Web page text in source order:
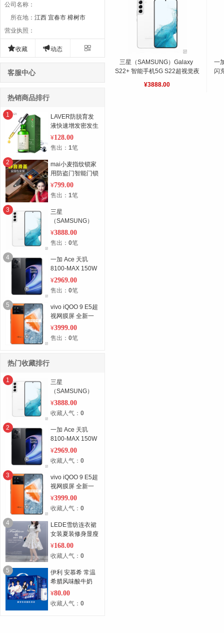
三星（SAMSUNG）Galaxy
S22+ 智能手机5G S22超视觉夜
¥3888.00
一
闪
公司名称 ：
所在地 ： 江西 宜春市 樟树市
营业执照 ：
收藏 动态 
客服中心
热销商品排行
1
LAVER防脱育发
液快速增发密发生
新发液脂溢性脱发
头发增长液男女
¥128.00
售出： 1笔
2
mai小麦指纹锁家
用防盗门智能门锁
电子锁密码锁刷卡
锁防盗锁正品
¥799.00
售出： 1笔
3
三星
（SAMSUNG）
Galaxy S22+ 智能
手机5G S22超视
觉夜拍系统超清夜
景 全网通 白
128G
¥3888.00
售出： 0笔
4
一加 Ace 天玑
8100-MAX 150W
闪充 120Hz电竞
直屏 全网通 黑
256G
¥2969.00
售出： 0笔
5
vivo iQOO 9 E5超
视网膜屏 全新一
代骁龙8 120W超
快闪充 全网通 黑
256G
¥3999.00
售出： 0笔
热门收藏排行
1
三星
（SAMSUNG）
Galaxy S22+ 智能
手机5G S22超视
觉夜拍系统超清夜
景 全网通 白
128G
¥3888.00
收藏人气： 0
2
一加 Ace 天玑
8100-MAX 150W
闪充 120Hz电竞
直屏 全网通 黑
256G
¥2969.00
收藏人气： 0
3
vivo iQOO 9 E5超
视网膜屏 全新一
代骁龙8 120W超
快闪充 全网通 黑
256G
¥3999.00
收藏人气： 0
4
LEDE雪纺连衣裙
女装夏装修身显瘦
超仙气质中长款小
个子碎花裙子夏天
短袖衣服潮 S
¥168.00
收藏人气： 0
5
伊利 安慕希 常温
希腊风味酸牛奶
原味230g*10瓶/箱
（礼盒装）高端畅
饮 迪丽热巴同款
¥80.00
收藏人气： 0